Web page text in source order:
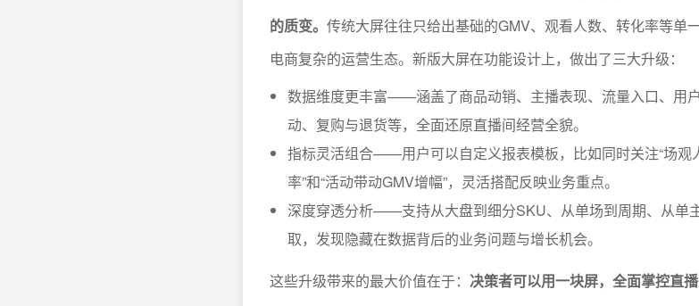
的质变。 传统大屏往往只给出基础的GMV、观看人数、转化率等单
电商复杂的运营生态。新版大屏在功能设计上，做出了三大升级：
数据维度更丰富——涵盖了商品动销、主播表现、流量入口、用
动、复购与退货等，全面还原直播间经营全貌。
指标灵活组合——用户可以自定义报表模板，比如同时关注“场观
率”和“活动带动GMV增幅”，灵活搭配反映业务重点。
深度穿透分析——支持从大盘到细分SKU、从单场到周期、从单
取，发现隐藏在数据背后的业务问题与增长机会。
这些升级带来的最大价值在于： 决策者可以用一块屏，全面掌控直